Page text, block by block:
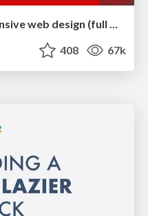
Fashionably flexible responsive web design (full day workshop)
408 67k